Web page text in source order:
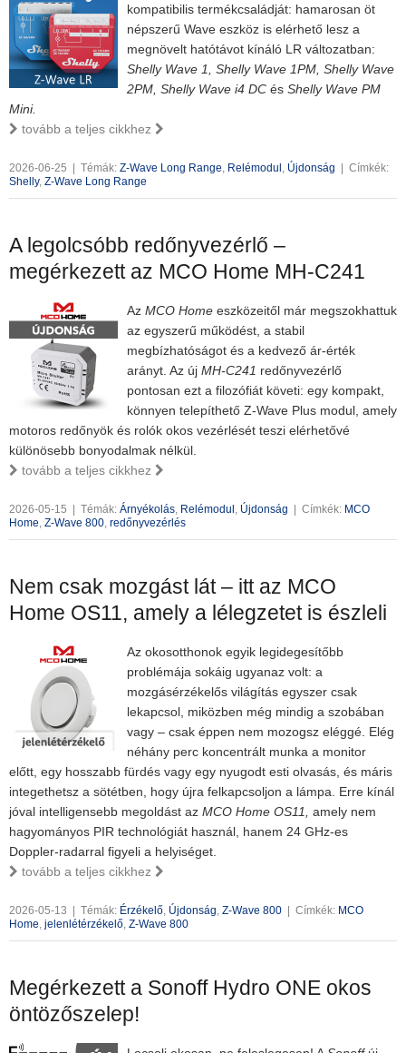
kompatibilis termékcsaládját: hamarosan öt
népszerű Wave eszköz is elérhető lesz a
megnövelt hatótávot kínáló LR változatban:
Shelly Wave 1,
Shelly Wave 1PM, Shelly Wave
2PM, Shelly Wave i4 DC és Shelly Wave PM
Mini.
tovább a teljes cikkhez
2026-06-25 Témák: Z-Wave Long Range, Relémodul , Újdonság
Címkék:
Shelly, Z-Wave Long Range
A legolcsóbb redőnyvezérlő –
megérkezett az MCO Home MH-C241
Az MCO Home eszközeitől már megszokhattuk
az egyszerű működést, a stabil
megbízhatóságot és a kedvező ár-érték
arányt. Az új MH-C241 redőnyvezérlő
pontosan ezt a filozófiát követi: egy kompakt,
könnyen telepíthető Z-Wave Plus modul, amely
motoros redőnyök és rolók okos vezérlését teszi elérhetővé
különösebb bonyodalmak nélkül.
tovább a teljes cikkhez
2026-05-15 Témák: Árnyékolás, Relémodul , Újdonság Címkék: MCO
Home, Z-Wave 800, redőnyvezérlés
Nem csak mozgást lát – itt az MCO
Home OS11, amely a lélegzetet is észleli
Az okosotthonok egyik legidegesítőbb
problémája sokáig ugyanaz volt: a
mozgásérzékelős világítás egyszer csak
lekapcsol, miközben még mindig a szobában
vagy – csak éppen nem mozogsz eléggé. Elég
néhány perc koncentrált munka a monitor
előtt, egy hosszabb fürdés vagy egy nyugodt esti olvasás, és máris
integethetsz a sötétben, hogy újra felkapcsoljon a lámpa. Erre kínál
jóval intelligensebb megoldást az MCO Home OS11,
amely nem
hagyományos PIR technológiát használ, hanem 24 GHz-es
Doppler-radarral figyeli a helyiséget.
tovább a teljes cikkhez
2026-05-13 Témák: Érzékelő, Újdonság, Z-Wave 800 Címkék: MCO
Home, jelenlétérzékelő, Z-Wave 800
Megérkezett a Sonoff Hydro ONE okos
öntözőszelep!